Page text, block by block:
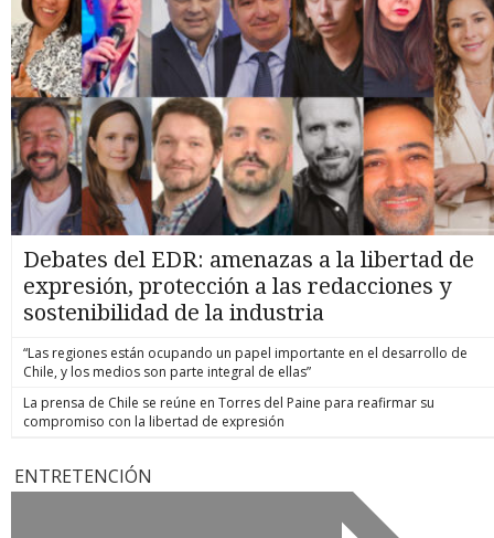
Debates del EDR: amenazas a la libertad de
expresión, protección a las redacciones y
sostenibilidad de la industria
“Las regiones están ocupando un papel importante en el desarrollo de
Chile, y los medios son parte integral de ellas”
La prensa de Chile se reúne en Torres del Paine para reafirmar su
compromiso con la libertad de expresión
ENTRETENCIÓN